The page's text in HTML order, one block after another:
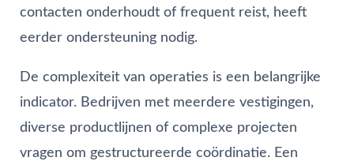
contacten onderhoudt of frequent reist, heeft
eerder ondersteuning nodig.
De complexiteit van operaties is een belangrijke
indicator. Bedrijven met meerdere vestigingen,
diverse productlijnen of complexe projecten
vragen om gestructureerde coördinatie. Een